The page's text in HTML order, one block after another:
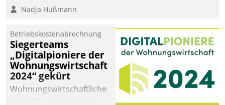
Nadja Hußmann
Betriebskostenabrechnung
Siegerteams
„Digitalpioniere der
Wohnungswirtschaft
2024“ gekürt
Wohnungswirtschaftliche